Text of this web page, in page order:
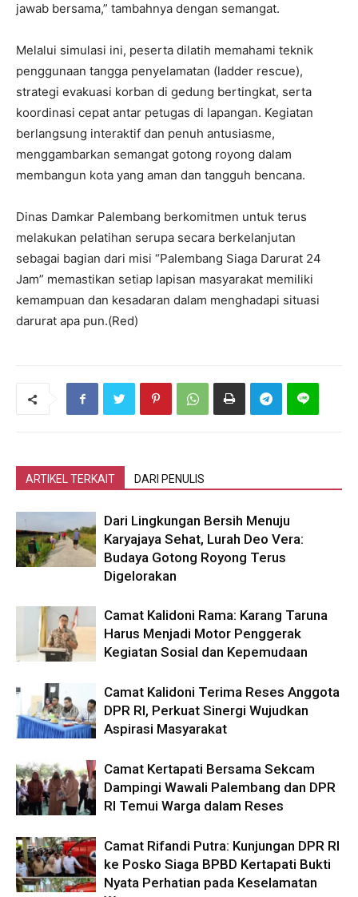
jawab bersama,” tambahnya dengan semangat.
Melalui simulasi ini, peserta dilatih memahami teknik
penggunaan tangga penyelamatan (ladder rescue),
strategi evakuasi korban di gedung bertingkat, serta
koordinasi cepat antar petugas di lapangan. Kegiatan
berlangsung interaktif dan penuh antusiasme,
menggambarkan semangat gotong royong dalam
membangun kota yang aman dan tangguh bencana.
Dinas Damkar Palembang berkomitmen untuk terus
melakukan pelatihan serupa secara berkelanjutan
sebagai bagian dari misi “Palembang Siaga Darurat 24
Jam” memastikan setiap lapisan masyarakat memiliki
kemampuan dan kesadaran dalam menghadapi situasi
darurat apa pun.(Red)
ARTIKEL TERKAIT DARI PENULIS
Dari Lingkungan Bersih Menuju
Karyajaya Sehat, Lurah Deo Vera:
Budaya Gotong Royong Terus
Digelorakan
Camat Kalidoni Rama: Karang Taruna
Harus Menjadi Motor Penggerak
Kegiatan Sosial dan Kepemudaan
Camat Kalidoni Terima Reses Anggota
DPR RI, Perkuat Sinergi Wujudkan
Aspirasi Masyarakat
Camat Kertapati Bersama Sekcam
Dampingi Wawali Palembang dan DPR
RI Temui Warga dalam Reses
Camat Rifandi Putra: Kunjungan DPR RI
ke Posko Siaga BPBD Kertapati Bukti
Nyata Perhatian pada Keselamatan